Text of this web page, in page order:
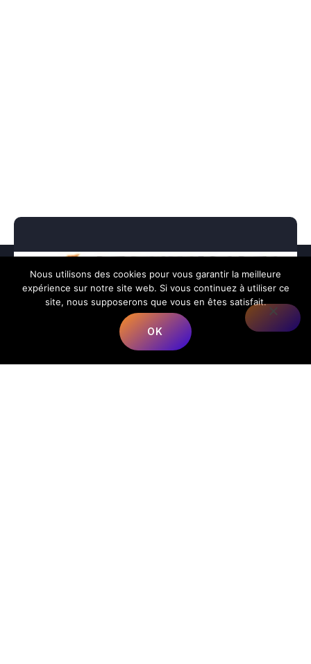
Nous répondons à toutes vos préoccupations sur la
Nous utilisons des cookies pour vous garantir la meilleure
expérience sur notre site web. Si vous continuez à utiliser ce
site, nous supposerons que vous en êtes satisfait.
OK